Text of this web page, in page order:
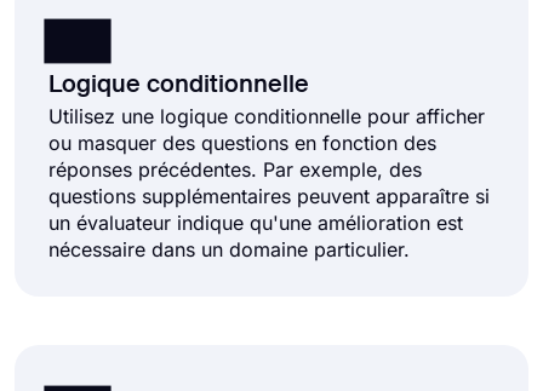
Logique conditionnelle
Utilisez une logique conditionnelle pour afficher
ou masquer des questions en fonction des
réponses précédentes. Par exemple, des
questions supplémentaires peuvent apparaître si
un évaluateur indique qu'une amélioration est
nécessaire dans un domaine particulier.